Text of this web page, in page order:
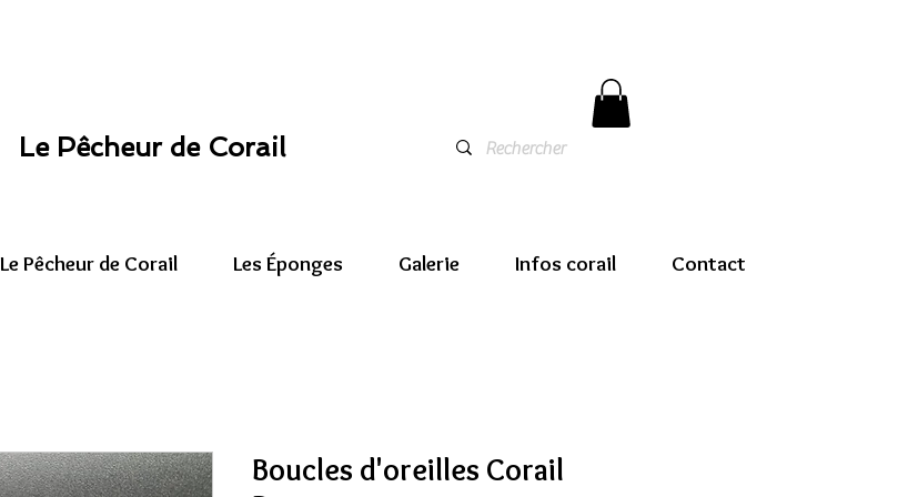
Le Pêcheur de Corail
Le Pêcheur de Corail Les Éponges Galerie Infos corail Contact
Boucles d'oreilles Corail